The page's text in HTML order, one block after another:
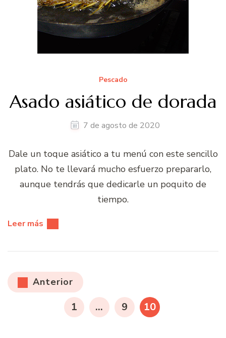
Pescado
Asado asiático de dorada
7 de agosto de 2020
Dale un toque asiático a tu menú con este sencillo
plato. No te llevará mucho esfuerzo prepararlo,
aunque tendrás que dedicarle un poquito de
tiempo.
Leer más
Paginación
de
Anterior
PÁGINA
1 … PÁGINA
9 PÁGINA
10